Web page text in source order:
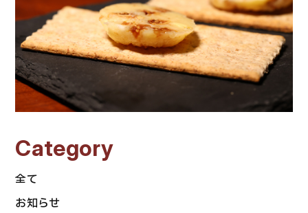
Category
全て
お知らせ